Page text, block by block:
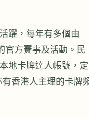
躍，每年有多個由
官方賽事及活動。民
地卡牌達人帳號，定
香港人主理的卡牌